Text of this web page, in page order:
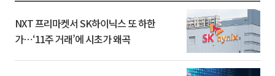
NXT 프리마켓서 SK하이닉스 또 하한
가⋯‘11주 거래’에 시초가 왜곡